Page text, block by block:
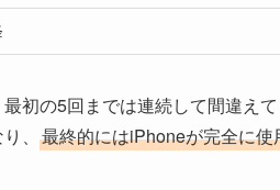
初の5回までは連続して間違え
、 最終的にはiPhoneが完全に